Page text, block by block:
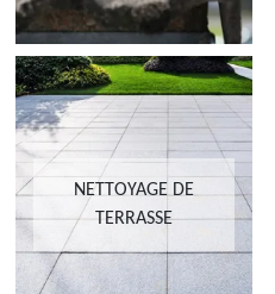
NETTOYAGE DE
TERRASSE